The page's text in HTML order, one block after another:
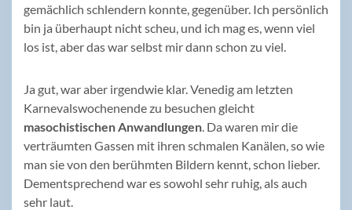
gemächlich schlendern konnte, gegenüber. Ich persönlich
bin ja überhaupt nicht scheu, und ich mag es, wenn viel
los ist, aber das war selbst mir dann schon zu viel.
Ja gut, war aber irgendwie klar. Venedig am letzten
Karnevalswochenende zu besuchen gleicht
masochistischen Anwandlungen . Da waren mir die
verträumten Gassen mit ihren schmalen Kanälen, so wie
man sie von den berühmten Bildern kennt, schon lieber.
Dementsprechend war es sowohl sehr ruhig, als auch
sehr laut.